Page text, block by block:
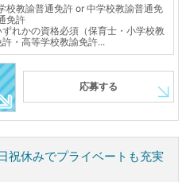
校教諭普通免許 or 中学校教諭普通免
免許
ずれかの資格必須（保育士・小学校教
・高等学校教諭免許...
応募する
祝休みでプライベートも充実